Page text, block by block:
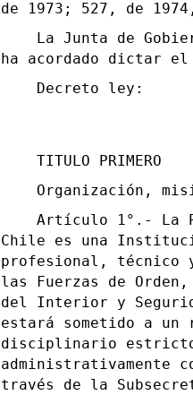
de 1973; 527, de
La Junta de
ha acordado dictar
Decreto ley:
TITULO PRIMERO
Organización,
Artículo 1°.- La
Chile es una
profesional,
las Fuerzas de
del Interior y
estará sometido a un
disciplinario
administrativamente
través de la